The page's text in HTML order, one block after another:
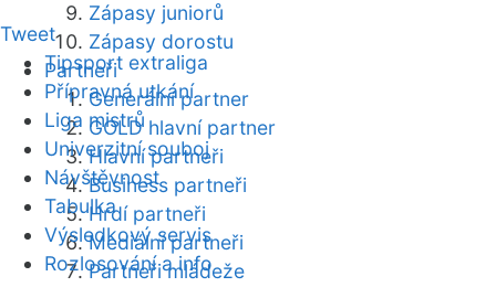
Zápasy juniorů
Zápasy dorostu
Partneři
Generální partner
GOLD hlavní partner
Hlavní partneři
Business partneři
Hrdí partneři
Mediální partneři
Partneři mládeže
Tweet
Tipsport extraliga
Přípravná utkání
Liga mistrů
Univerzitní souboj
Návštěvnost
Tabulka
Výsledkový servis
Rozlosování a info